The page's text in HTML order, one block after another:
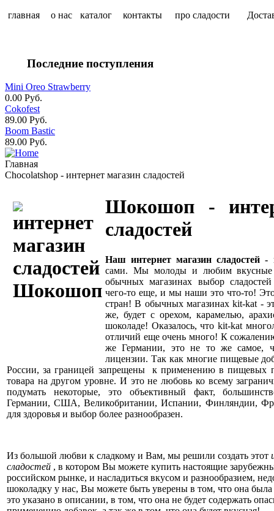
главная о нас каталог контакты про сладости
Последние поступления
Mini Oreo Strawberry
0.00 Руб.
Cokofest
89.00 Руб.
Boom Bastic
89.00 Руб.
Главная
Chocolatshop - интернет магазин сладостей
Шокошоп -
сладостей
Наш интернет магазин сладостей -
сами. Мы молоды и любим вкусные
обычных магазинах выбор
чего-то еще, и мы наши это что-то!
стран! В обычных магазинах kit-kat -
же, будет с орехом, карамелью,
шоколаде! Оказалось, что kit-kat
отличий еще очень много! К
же Германии, это не то же самое,
лицензии. Так как многие пищевые
России, за границей запрещены к применению в пищевых
товара на другом уровне. И это не любовь ко всему
подумать некоторые, это объективный факт,
Германии, США, Великобритании, Испании, Финляндии,
для здоровья и выбор более разнообразен.
Из большой любви к сладкому и Вам, мы решили создать этот
сладостей , в котором Вы можете купить настоящие
российском рынке, и насладиться вкусом и разнообразием,
шоколадку у нас, Вы можете быть уверены в том, что она была
это указано в описании, в том, что она не будет содержать